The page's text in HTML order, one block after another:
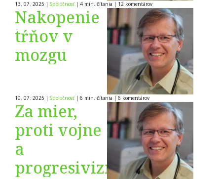
13. 07. 2025 | Spoločnosť | 4 min. čítania | 12 komentárov
Nakopenie
tŕňov v
mozgu
10. 07. 2025 | Spoločnosť | 6 min. čítania | 6 komentárov
Za mier,
proti vojne
a
progresivizmu